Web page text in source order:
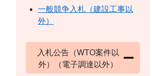
一般競争入札（建設工事以
外）
入札公告（WTO案件以
外）（電子調達以外）